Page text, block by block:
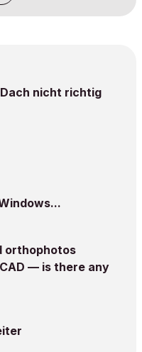
nicht richtig
orthophotos
— is there any